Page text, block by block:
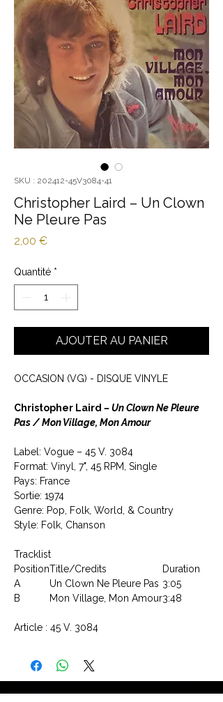
SKU : 202412-45V3084-41
Christopher Laird ‎– Un Clown
Ne Pleure Pas
2,00 €Prix
Quantité *
AJOUTER AU PANIER
OCCASION (VG) - DISQUE VINYLE
Christopher Laird ‎ – Un Clown Ne Pleure
Pas / Mon Village, Mon Amour
Label: Vogue ‎– 45 V. 3084
Format: Vinyl, 7", 45 RPM, Single
Pays: France
Sortie: 1974
Genre: Pop, Folk, World, & Country
Style: Folk, Chanson
Tracklist
PositionTitle/Credits
Duration
A
Un Clown Ne Pleure Pas 3:05
B
Mon Village, Mon Amour3:48
Article : 45 V. 3084